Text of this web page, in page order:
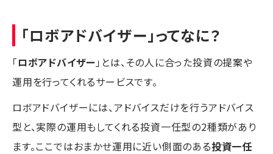
「ロボアドバイザー」ってなに？
「ロボアドバイザー 」とは、その人に合った投資の提案や
運用を行ってくれるサービスです。
ロボアドバイザーには、アドバイスだけを行うアドバイス
型と、実際の運用もしてくれる投資一任型の2種類があり
ます。ここではおまかせ運用に近い側面のある投資一任